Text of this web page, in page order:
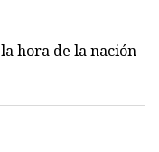
hora de la nación